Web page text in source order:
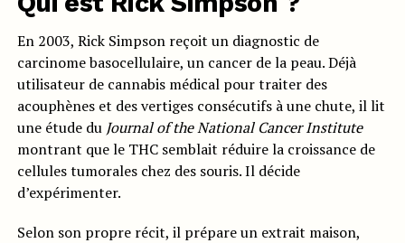
En 2003, Rick Simpson reçoit un diagnostic de
carcinome basocellulaire, un cancer de la peau. Déjà
utilisateur de cannabis médical pour traiter des
acouphènes et des vertiges consécutifs à une chute, il lit
une étude du Journal of the National Cancer Institute
montrant que le THC semblait réduire la croissance de
cellules tumorales chez des souris. Il décide
d’expérimenter.
Selon son propre récit, il prépare un extrait maison,